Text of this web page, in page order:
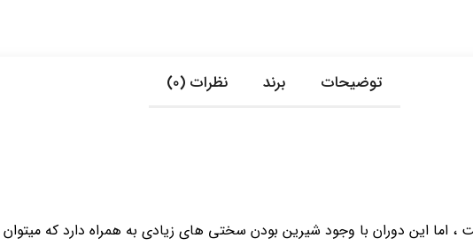
توضیحات برند نظرات (0)
، اما این دوران با وجود شیرین بودن سختی های زیادی به همراه دارد که